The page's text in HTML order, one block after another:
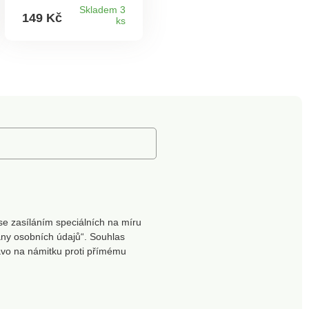
ve svěžím letním
designu citrónů.
149 Kč
Skladem 3
ks
zasíláním speciálních na míru
osobních údajů“. Souhlas
na námitku proti přímému